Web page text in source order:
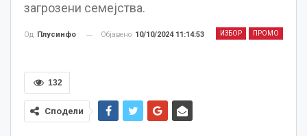
загрозени семејства.
ИЗБОР ПРОМО
Од Плусинфо Објавено 10/10/2024 11:14:53
132
Сподели